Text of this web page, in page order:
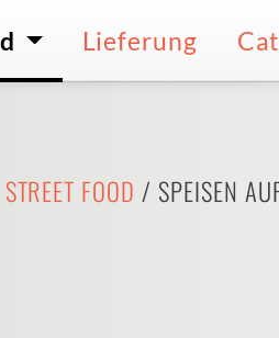
Lieferung
FOOD / SPEISEN